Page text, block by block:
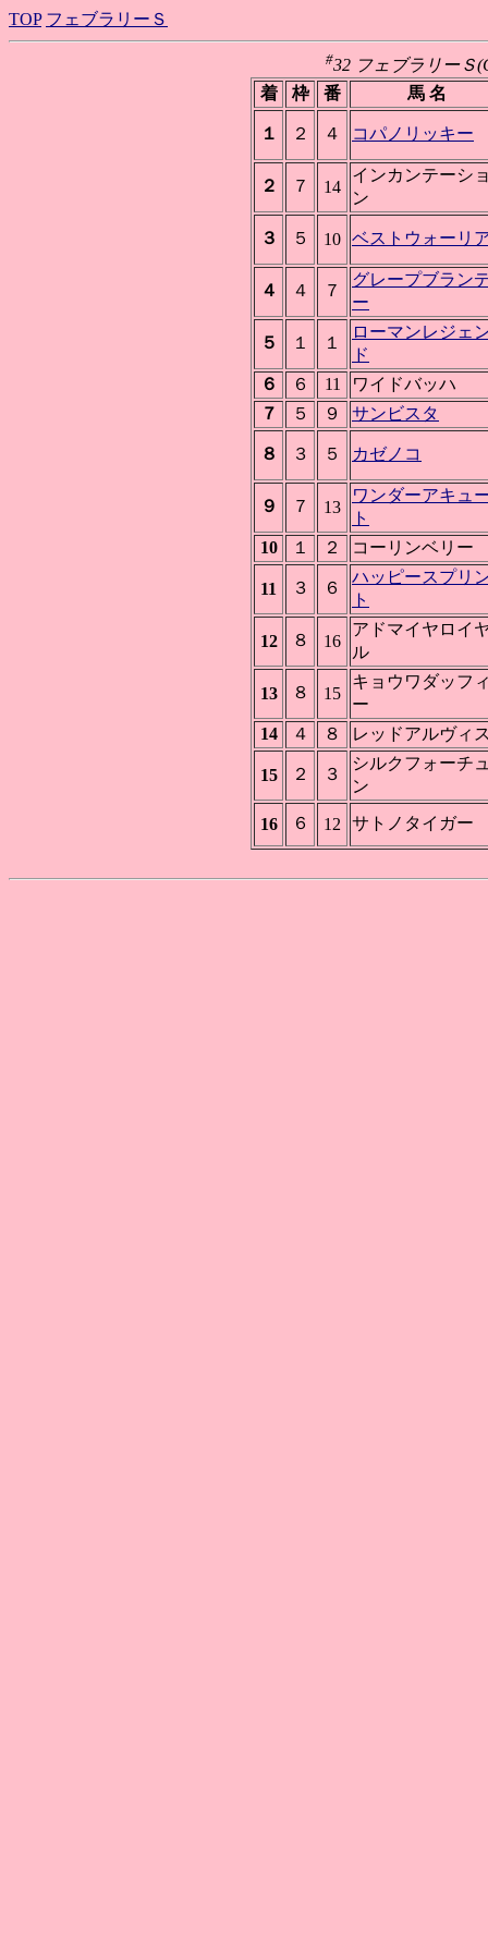
TOP フェブラリーＳ
#32 フェブラリーＳ
着
枠 番 馬 名
１ ２ ４ コパノリッキー
２ ７ 14
インカンテーシ
ン
３ ５ 10 ベストウォーリ
４ ４ ７
グレープブラン
ー
５ １ １
ローマンレジェ
ド
６
６ 11
ワイドバッハ
７
５ ９ サンビスタ
８ ３ ５ カゼノコ
９ ７ 13
ワンダーアキュ
ト
10
１ ２ コーリンベリー
11 ３ ６
ハッピースプリ
ト
12 ８ 16
アドマイヤロイ
ル
13 ８ 15
キョウワダッフ
ー
14
４ ８ レッドアルヴィ
15 ２ ３
シルクフォーチ
ン
16 ６ 12 サトノタイガー